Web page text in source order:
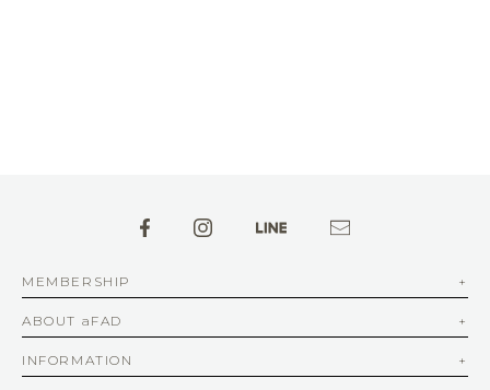
MEMBERSHIP
ABOUT aFAD
INFORMATION